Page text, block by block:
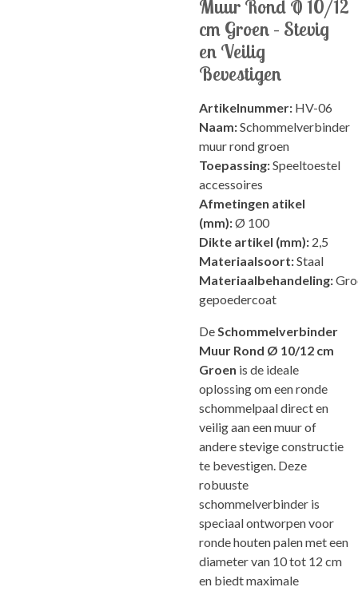
Muur Rond Ø 10/12
cm Groen – Stevig
en Veilig
Bevestigen
Artikelnummer: HV-06
Naam:Schommelverbinder
muur rond groen
Toepassing:Speeltoestel
accessoires
Afmetingen atikel
(mm):Ø 100
Dikte artikel (mm): 2,5
Materiaalsoort:Staal
Materiaalbehandeling:
gepoedercoat
DeSchommelverbinder
Muur Rond Ø 10/12 cm
Groen is de ideale
oplossing om een ronde
schommelpaal direct en
veilig aan een muur of
andere stevige constructie
te bevestigen. Deze
robuuste
schommelverbinder is
speciaal ontworpen voor
ronde houten palen met een
diameter van 10 tot 12 cm
en biedt maximale